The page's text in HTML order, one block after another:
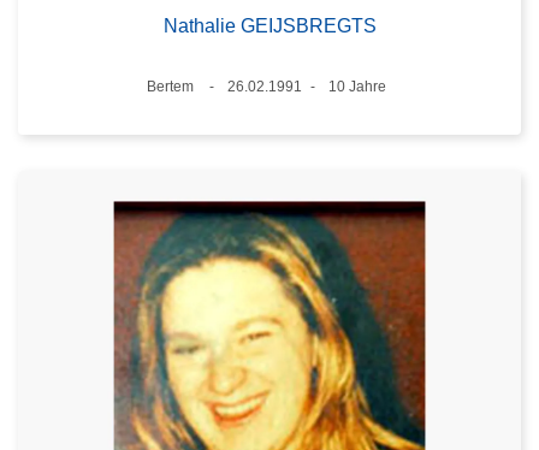
Nathalie GEIJSBREGTS
Standort
Bertem
26.02.1991
10 Jahre